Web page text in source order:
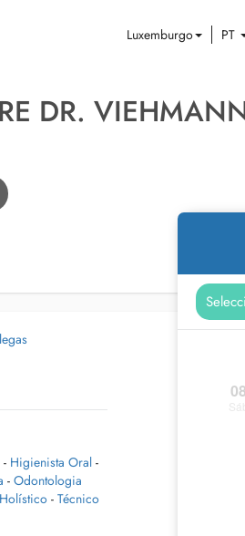
Luxemburgo PT
DR.
08
- Higienista Oral -
- Odontologia
- Técnico